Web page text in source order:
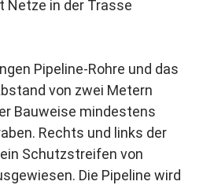
Netze in der Trasse
Pipeline-Rohre und das
von zwei Metern
Bauweise mindestens
Rechts und links der
Schutzstreifen von
Die Pipeline wird